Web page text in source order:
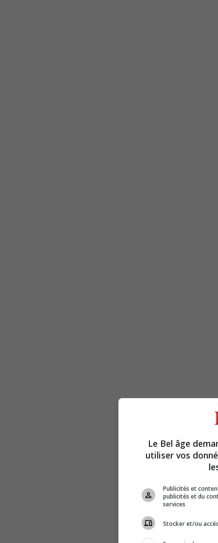
Le Bel âge
utiliser vos
Publicités et
publicités et du
services
Stocker et/ou